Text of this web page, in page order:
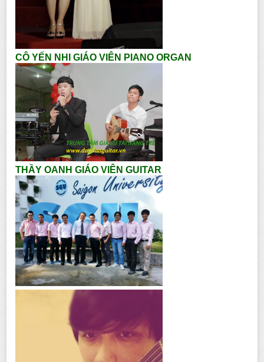
CÔ YẾN NHI GIÁO VIÊN PIANO ORGAN
THẦY OANH GIÁO VIÊN GUITAR